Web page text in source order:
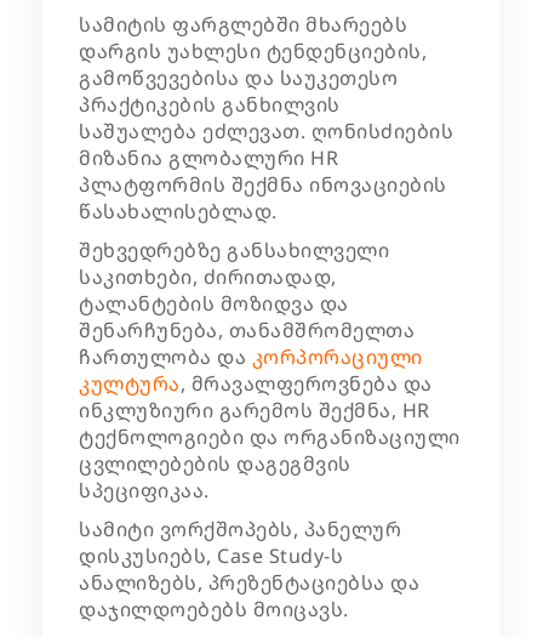
სამიტის ფარგლებში მხარეებს
დარგის უახლესი ტენდენციების,
გამოწვევებისა და საუკეთესო
პრაქტიკების განხილვის
საშუალება ეძლევათ. ღონისძიების
მიზანია გლობალური HR
პლატფორმის შექმნა ინოვაციების
წასახალისებლად.
შეხვედრებზე განსახილველი
საკითხები, ძირითადად,
ტალანტების მოზიდვა და
შენარჩუნება, თანამშრომელთა
ჩართულობა და კორპორაციული
კულტურა, მრავალფეროვნება და
ინკლუზიური გარემოს შექმნა, HR
ტექნოლოგიები და ორგანიზაციული
ცვლილებების დაგეგმვის
სპეციფიკაა.
სამიტი ვორქშოპებს, პანელურ
დისკუსიებს, Case Study-ს
ანალიზებს, პრეზენტაციებსა და
დაჯილდოებებს მოიცავს.